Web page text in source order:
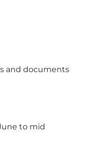
and documents
to mid